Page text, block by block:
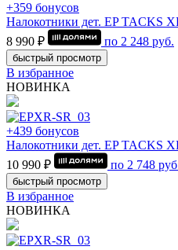
+359 бонусов
Налокотники дет. EP TACKS
8 990 ₽
по 2 248 руб.
быстрый просмотр
В избранное
НОВИНКА
+439 бонусов
Налокотники дет. EP TACKS
10 990 ₽
по 2 748
быстрый просмотр
В избранное
НОВИНКА